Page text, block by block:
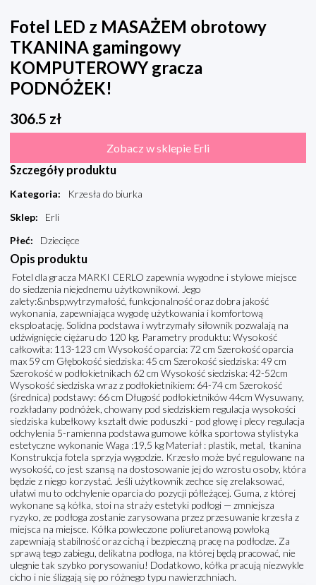
Fotel LED z MASAŻEM obrotowy
TKANINA gamingowy
KOMPUTEROWY gracza
PODNÓŻEK!
306.5 zł
Zobacz w sklepie Erli
Szczegóły produktu
Kategoria:
Krzesła do biurka
Sklep:
Erli
Płeć: Dziecięce
Opis produktu
Fotel dla gracza MARKI CERLO zapewnia wygodne i stylowe miejsce
do siedzenia niejednemu użytkownikowi. Jego
zalety:&nbsp;wytrzymałość, funkcjonalność oraz dobra jakość
wykonania, zapewniająca wygodę użytkowania i komfortową
eksploatację. Solidna podstawa i wytrzymały siłownik pozwalają na
udźwignięcie ciężaru do 120 kg. Parametry produktu: Wysokość
całkowita: 113-123 cm Wysokość oparcia: 72 cm Szerokość oparcia
max 59 cm Głębokość siedziska: 45 cm Szerokość siedziska: 49 cm
Szerokość w podłokietnikach 62 cm Wysokość siedziska: 42-52cm
Wysokość siedziska wraz z podłokietnikiem: 64-74 cm Szerokość
(średnica) podstawy: 66 cm Długość podłokietników 44cm Wysuwany,
rozkładany podnóżek, chowany pod siedziskiem regulacja wysokości
siedziska kubełkowy kształt dwie poduszki - pod głowę i plecy regulacja
odchylenia 5-ramienna podstawa gumowe kółka sportowa stylistyka
estetyczne wykonanie Waga :19,5 kg Materiał : plastik, metal, tkanina
Konstrukcja fotela sprzyja wygodzie. Krzesło może być regulowane na
wysokość, co jest szansą na dostosowanie jej do wzrostu osoby, która
będzie z niego korzystać. Jeśli użytkownik zechce się zrelaksować,
ułatwi mu to odchylenie oparcia do pozycji półleżącej. Guma, z której
wykonane są kółka, stoi na straży estetyki podłogi — zmniejsza
ryzyko, ze podłoga zostanie zarysowana przez przesuwanie krzesła z
miejsca na miejsce. Kółka powleczone poliuretanową powłoką
zapewniają stabilność oraz cichą i bezpieczną pracę na podłodze. Za
sprawą tego zabiegu, delikatna podłoga, na której będą pracować, nie
ulegnie tak szybko porysowaniu! Dodatkowo, kółka pracują niezwykle
cicho i nie ślizgają się po różnego typu nawierzchniach.